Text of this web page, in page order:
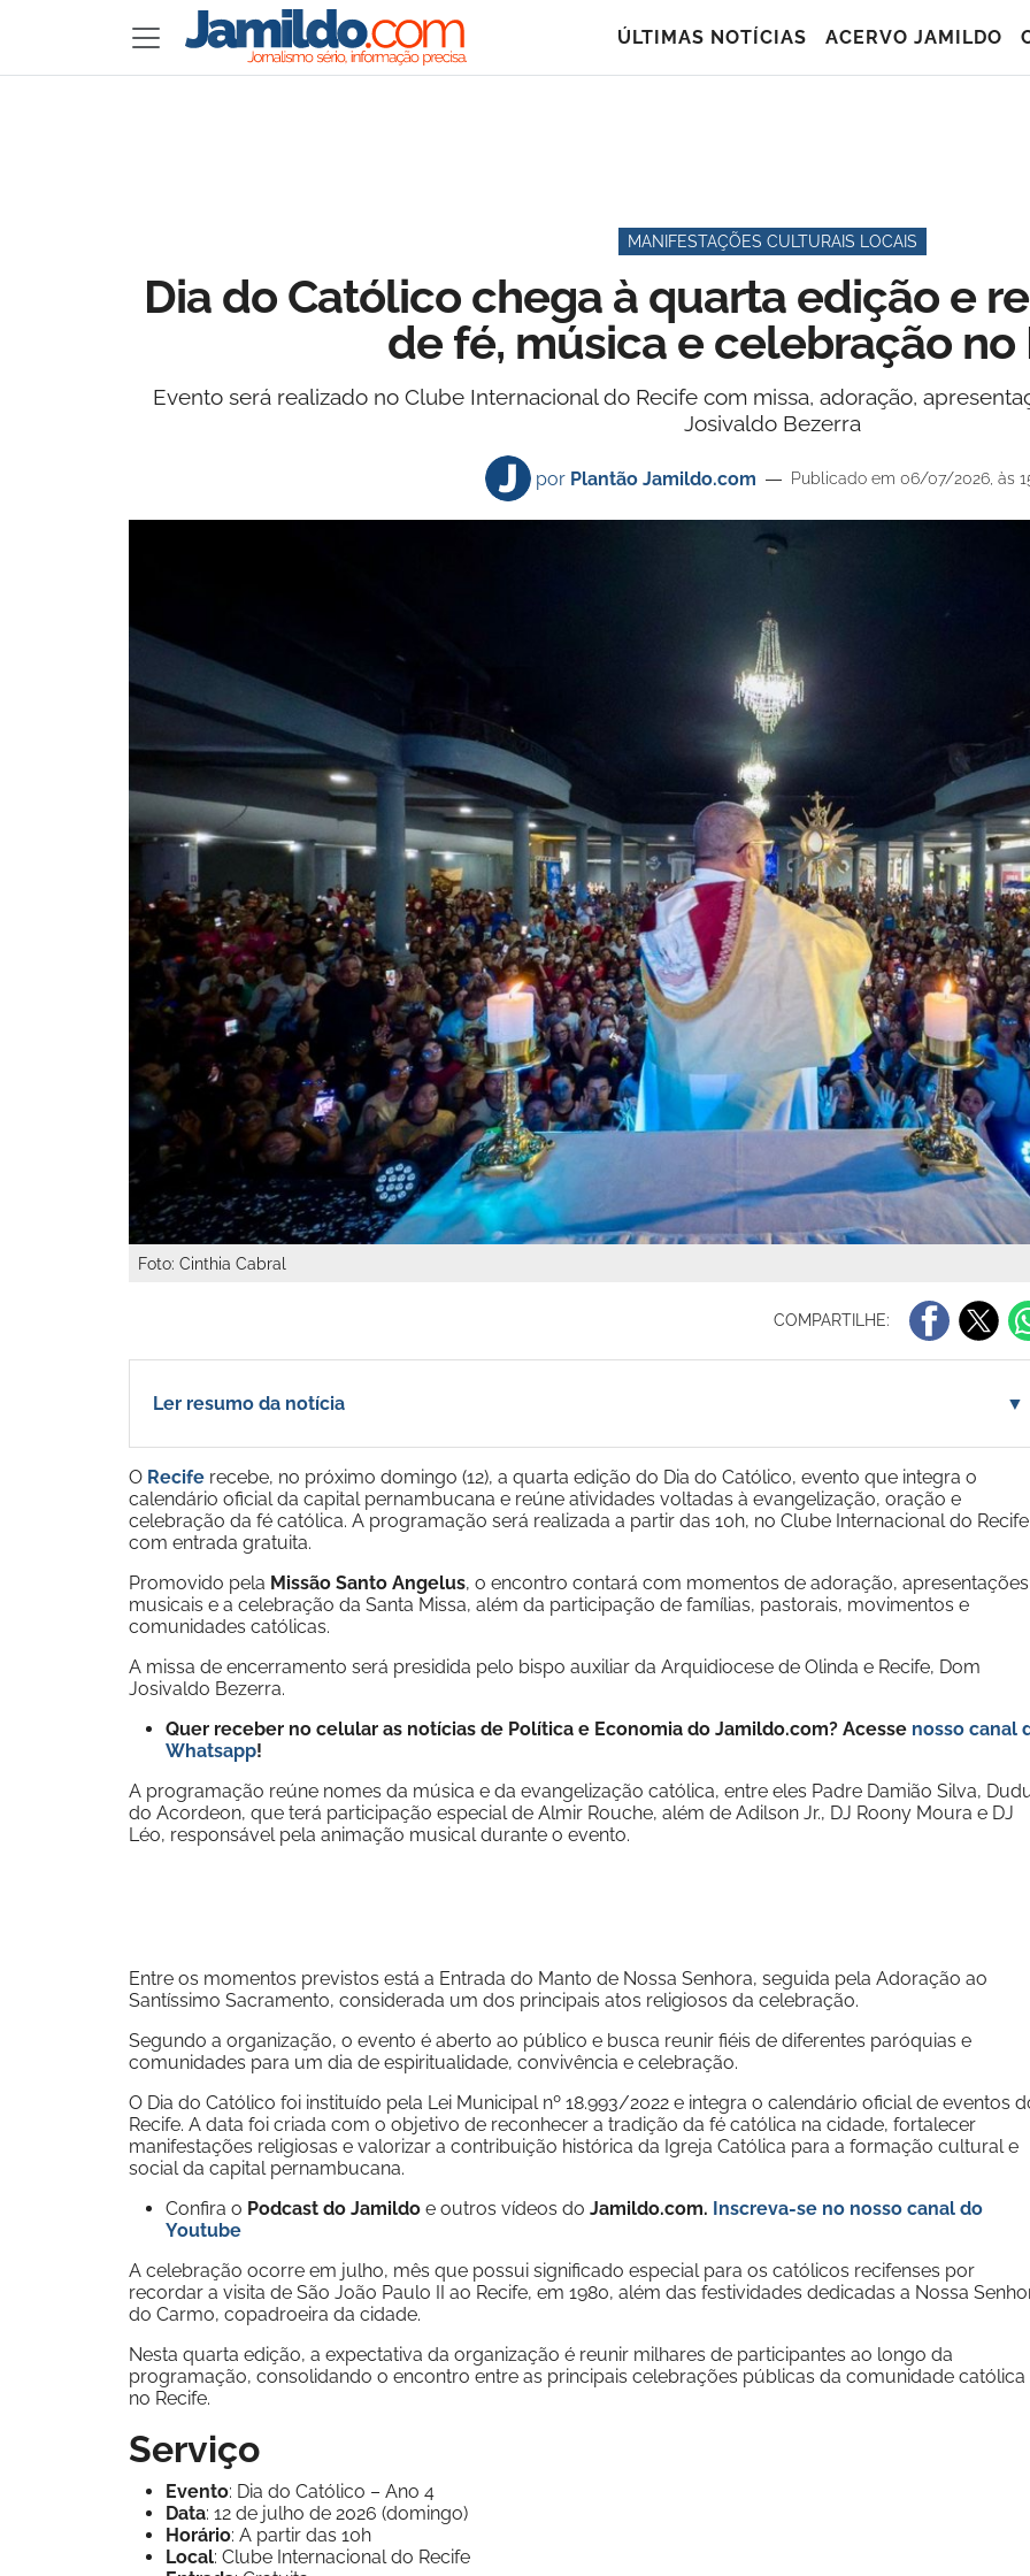
ÚLTIMAS NOTÍCIAS ACERVO JAMILDO
MANIFESTAÇÕES CULTURAIS LOCAIS
Dia do Católico chega à quarta edição e
de fé, música e celebração no
Evento será realizado no Clube Internacional do Recife com missa, adoração,
Josivaldo Bezerra
por Plantão Jamildo.com Publicado em 06/07/2026, às
Foto: Cinthia Cabral
COMPARTILHE:
Ler resumo da notícia ▼
O Recife recebe, no próximo domingo (12), a quarta edição do Dia do Católico, evento que integra o
calendário oficial da capital pernambucana e reúne atividades voltadas à evangelização, oração e
celebração da fé católica. A programação será realizada a partir das 10h, no Clube Internacional do
com entrada gratuita.
Promovido pela Missão Santo Angelus, o encontro contará com momentos de adoração, apresentações
musicais e a celebração da Santa Missa, além da participação de famílias, pastorais, movimentos e
comunidades católicas.
A missa de encerramento será presidida pelo bispo auxiliar da Arquidiocese de Olinda e Recife, Dom
Josivaldo Bezerra.
Quer receber no celular as notícias de Política e Economia do Jamildo.com? Acesse nosso canal
Whatsapp!
A programação reúne nomes da música e da evangelização católica, entre eles Padre Damião Silva,
do Acordeon, que terá participação especial de Almir Rouche, além de Adilson Jr., DJ Roony Moura e DJ
Léo, responsável pela animação musical durante o evento.
Entre os momentos previstos está a Entrada do Manto de Nossa Senhora, seguida pela Adoração ao
Santíssimo Sacramento, considerada um dos principais atos religiosos da celebração.
Segundo a organização, o evento é aberto ao público e busca reunir fiéis de diferentes paróquias e
comunidades para um dia de espiritualidade, convivência e celebração.
O Dia do Católico foi instituído pela Lei Municipal nº 18.993/2022 e integra o calendário oficial de eventos
Recife. A data foi criada com o objetivo de reconhecer a tradição da fé católica na cidade, fortalecer
manifestações religiosas e valorizar a contribuição histórica da Igreja Católica para a formação cultural e
social da capital pernambucana.
Confira o Podcast do Jamildo e outros vídeos do Jamildo.com. Inscreva-se no nosso canal do
Youtube
A celebração ocorre em julho, mês que possui significado especial para os católicos recifenses por
recordar a visita de São João Paulo II ao Recife, em 1980, além das festividades dedicadas a Nossa
do Carmo, copadroeira da cidade.
Nesta quarta edição, a expectativa da organização é reunir milhares de participantes ao longo da
programação, consolidando o encontro entre as principais celebrações públicas da comunidade católica
no Recife.
Serviço
Evento: Dia do Católico – Ano 4
Data: 12 de julho de 2026 (domingo)
Horário: A partir das 10h
Local: Clube Internacional do Recife